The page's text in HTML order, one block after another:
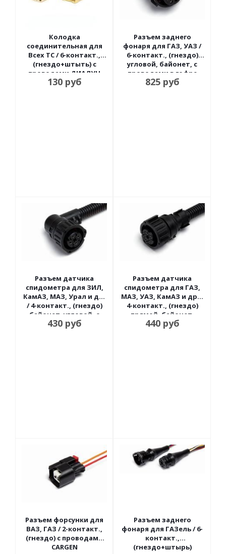
Колодка
соединительная для
Всех ТС / 6-контакт.,
(гнездо+штыть) с
проводами ДИАЛУЧ
130руб
Разъем заднего
фонаря для ГАЗ, УАЗ /
6-контакт., (гнездо)
угловой, байонет, с
проводами в гофре
CARGEN
825руб
Разъем датчика
спидометра для ЗИЛ,
КамАЗ, МАЗ, Урал и др.
/ 4-контакт., (гнездо)
байонет, угловой, с
проводами CARGEN
430руб
Разъем датчика
спидометра для ГАЗ,
МАЗ, УАЗ, КамАЗ и др. /
4-контакт., (гнездо)
прямой, байонет,
провод CARGEN
440руб
Разъем форсунки для
ВАЗ, ГАЗ / 2-контакт.,
(гнездо) с проводами
CARGEN
Разъем заднего
фонаря для ГАЗель / 6-
контакт.,
(гнездо+штырь)